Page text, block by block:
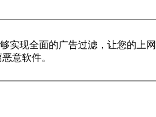
现全面的广告过滤，让您的上
意软件。